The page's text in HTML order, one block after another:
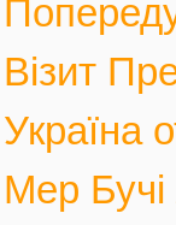
Візит
Україна
Мер Бучі